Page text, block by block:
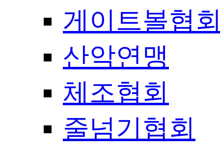
게이트볼협
산악연맹
체조협회
줄넘기협회